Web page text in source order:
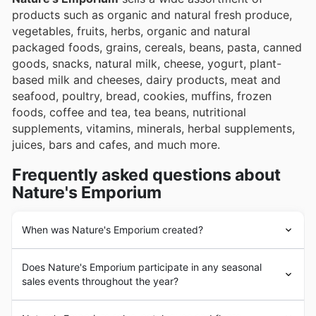
products such as organic and natural fresh produce,
vegetables, fruits, herbs, organic and natural
packaged foods, grains, cereals, beans, pasta, canned
goods, snacks, natural milk, cheese, yogurt, plant-
based milk and cheeses, dairy products, meat and
seafood, poultry, bread, cookies, muffins, frozen
foods, coffee and tea, tea beans, nutritional
supplements, vitamins, minerals, herbal supplements,
juices, bars and cafes, and much more.
Frequently asked questions about
Nature's Emporium
When was Nature's Emporium created?
Since its beginning,Nature's Emporiumhas had the
goal of providing its customers with healthy and high
quality groceries and products. In the following years,
Does Nature's Emporium participate in any seasonal
sales events throughout the year?